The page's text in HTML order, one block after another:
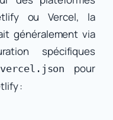
ou Vercel, la
généralement via
spécifiques
vercel.json
pour
: